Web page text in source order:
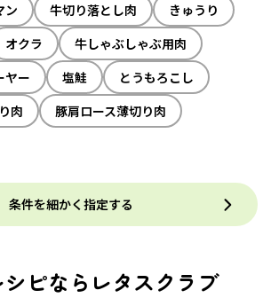
ン 牛切り落とし肉
きゅうり
オクラ
牛しゃぶしゃぶ用肉
ヤー 塩鮭
とうもろこし
肉
豚肩ロース薄切り肉
条件を細かく指定する
シピならレタスクラブ